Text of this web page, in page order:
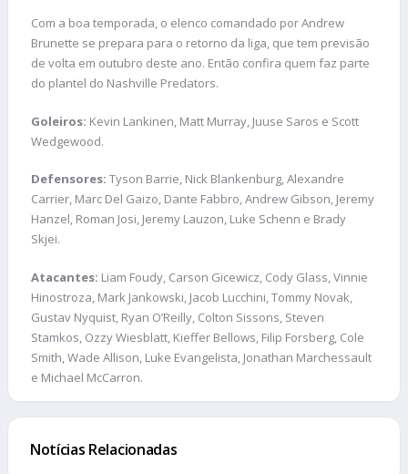
Com a boa temporada, o elenco comandado por Andrew
Brunette se prepara para o retorno da liga, que tem previsão
de volta em outubro deste ano. Então confira quem faz parte
do plantel do Nashville Predators.
Goleiros: Kevin Lankinen, Matt Murray, Juuse Saros e Scott
Wedgewood.
Defensores: Tyson Barrie, Nick Blankenburg, Alexandre
Carrier, Marc Del Gaizo, Dante Fabbro, Andrew Gibson, Jeremy
Hanzel, Roman Josi, Jeremy Lauzon, Luke Schenn e Brady
Skjei.
Atacantes: Liam Foudy, Carson Gicewicz, Cody Glass, Vinnie
Hinostroza, Mark Jankowski, Jacob Lucchini, Tommy Novak,
Gustav Nyquist, Ryan O’Reilly, Colton Sissons, Steven
Stamkos, Ozzy Wiesblatt, Kieffer Bellows, Filip Forsberg, Cole
Smith, Wade Allison, Luke Evangelista, Jonathan Marchessault
e Michael McCarron.
Notícias Relacionadas